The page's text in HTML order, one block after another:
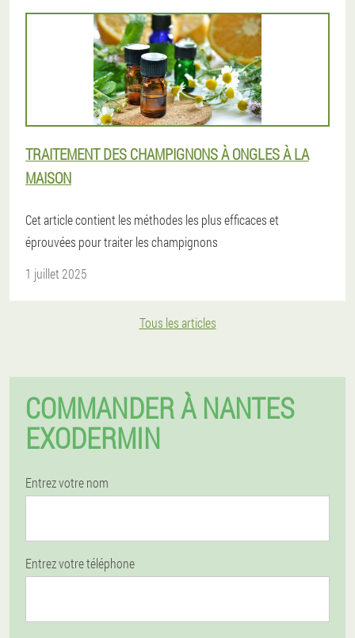
TRAITEMENT DES CHAMPIGNONS À ONGLES À LA
MAISON
Cet article contient les méthodes les plus efficaces et
éprouvées pour traiter les champignons
1 juillet 2025
Tous les articles
COMMANDER À NANTES
EXODERMIN
Entrez votre nom
Entrez votre téléphone